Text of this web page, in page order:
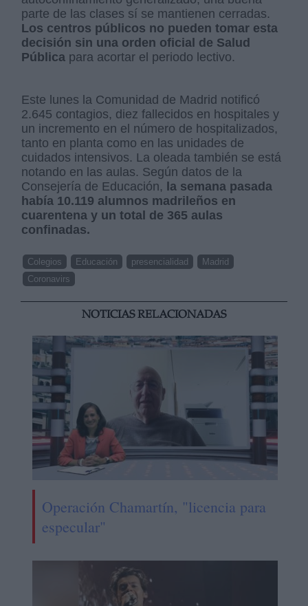
parte de las clases sí se mantienen cerradas.
Los centros públicos no pueden tomar esta
decisión sin una orden oficial de Salud
Pública para acortar el periodo lectivo.
Este lunes la Comunidad de Madrid notificó
2.645 contagios, diez fallecidos en hospitales y
un incremento en el número de hospitalizados,
tanto en planta como en las unidades de
cuidados intensivos. La oleada también se está
notando en las aulas. Según datos de la
Consejería de Educación, la semana pasada
había 10.119 alumnos madrileños en
cuarentena y un total de 365 aulas
confinadas.
Colegios Educación presencialidad
Madrid
Coronavirs
NOTICIAS RELACIONADAS
Operación Chamartín, "licencia para
especular"